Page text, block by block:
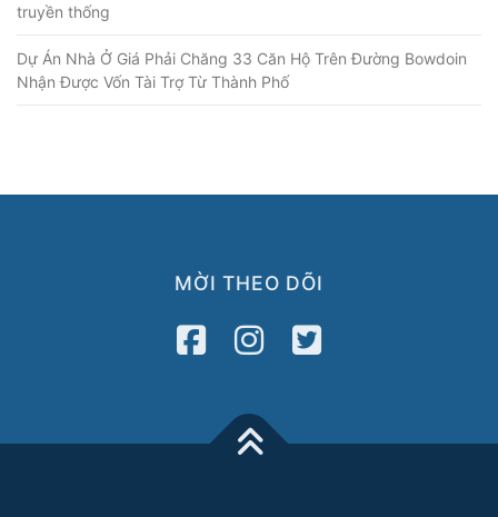
truyền thống
Dự Án Nhà Ở Giá Phải Chăng 33 Căn Hộ Trên Đường Bowdoin
Nhận Được Vốn Tài Trợ Từ Thành Phố
MỜI THEO DÕI